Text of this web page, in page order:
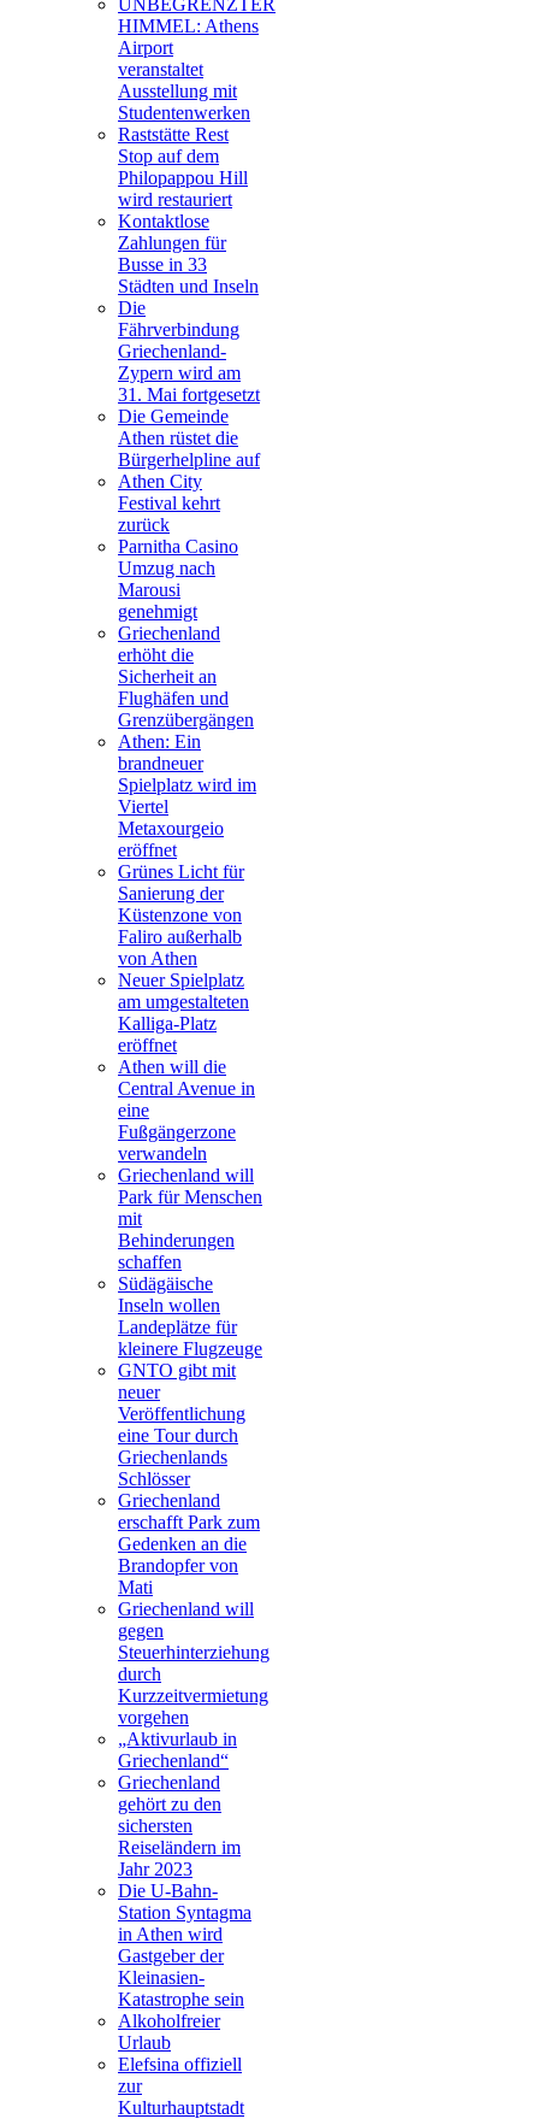
UNBEGRENZTER
HIMMEL: Athens
Airport
veranstaltet
Ausstellung mit
Studentenwerken
Raststätte Rest
Stop auf dem
Philopappou Hill
wird restauriert
Kontaktlose
Zahlungen für
Busse in 33
Städten und Inseln
Die
Fährverbindung
Griechenland-
Zypern wird am
31. Mai fortgesetzt
Die Gemeinde
Athen rüstet die
Bürgerhelpline auf
Athen City
Festival kehrt
zurück
Parnitha Casino
Umzug nach
Marousi
genehmigt
Griechenland
erhöht die
Sicherheit an
Flughäfen und
Grenzübergängen
Athen: Ein
brandneuer
Spielplatz wird im
Viertel
Metaxourgeio
eröffnet
Grünes Licht für
Sanierung der
Küstenzone von
Faliro außerhalb
von Athen
Neuer Spielplatz
am umgestalteten
Kalliga-Platz
eröffnet
Athen will die
Central Avenue in
eine
Fußgängerzone
verwandeln
Griechenland will
Park für Menschen
mit
Behinderungen
schaffen
Südägäische
Inseln wollen
Landeplätze für
kleinere Flugzeuge
GNTO gibt mit
neuer
Veröffentlichung
eine Tour durch
Griechenlands
Schlösser
Griechenland
erschafft Park zum
Gedenken an die
Brandopfer von
Mati
Griechenland will
gegen
Steuerhinterziehung
durch
Kurzzeitvermietung
vorgehen
„Aktivurlaub in
Griechenland“
Griechenland
gehört zu den
sichersten
Reiseländern im
Jahr 2023
Die U-Bahn-
Station Syntagma
in Athen wird
Gastgeber der
Kleinasien-
Katastrophe sein
Alkoholfreier
Urlaub
Elefsina offiziell
zur
Kulturhauptstadt